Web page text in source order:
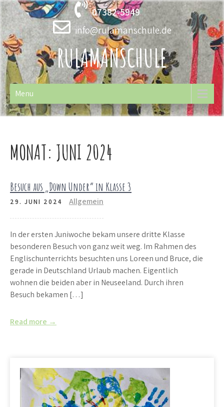
Skip
to
content
07382-5949
info@rulamanschule.de
RULAMANSCHULE
Menu
MONAT: JUNI 2024
Besuch aus „Down Under“ in Klasse 3
29. JUNI 2024 Allgemein
In der ersten Juniwoche bekam unsere dritte Klasse
besonderen Besuch von ganz weit weg. Im Rahmen des
Englischunterrichts besuchten uns Loreen und Bruce, die
gerade in Deutschland Urlaub machen. Eigentlich
wohnen die beiden aber in Neuseeland. Durch ihren
Besuch bekamen […]
Read more →